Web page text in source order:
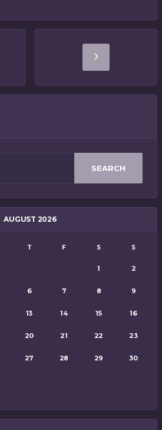
SEARCH
AUGUST 2026
T F S S
1 2
6 7 8 9
13 14 15 16
20 21 22 23
27 28 29 30